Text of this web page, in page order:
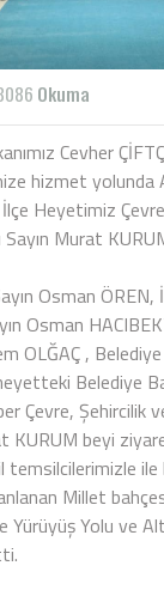
Okuma
Cevher
hizmet yolunda
Heyetimiz
Sayın Murat
Osman ÖREN,
Osman
OLĞAÇ ,
Belediye
Çevre, Şehircilik
KURUM beyi
temsilcilerimizle
Millet
Yolu ve